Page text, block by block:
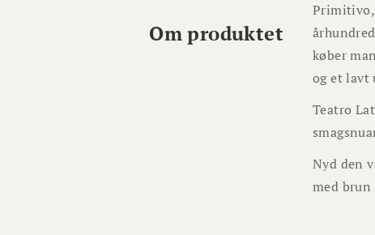
Om produktet
Primitivo,
køber
og et lavt
Teatro
Nyd den
med brun